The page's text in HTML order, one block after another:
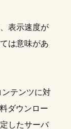
表示速度が
は意味があ
テンツに対
ダウンロー
したサーバ